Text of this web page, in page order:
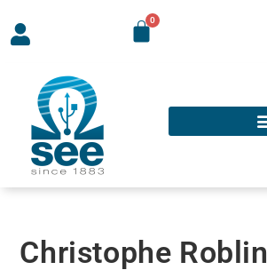
Christophe Roblin